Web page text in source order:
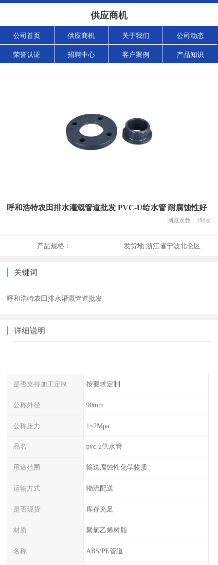
供应商机
公司首页 供应商机 关于我们 公司动态
荣誉认证 招聘中心 客户案例 产品知识
呼和浩特农田排水灌溉管道批发 PVC-U给水管 耐腐蚀性好
浏览次数： 186次
产品规格： 发货地:浙江省宁波北仑区
关键词
呼和浩特农田排水灌溉管道批发
详细说明
是否支持加工定制 按要求定制
公称外径 90mm
公称压力 1~2Mpa
品名 pvc-u供水管
用途范围 输送腐蚀性化学物质
运输方式 物流配送
是否现货 库存充足
材质 聚氯乙烯树脂
名称 ABS/PE管道